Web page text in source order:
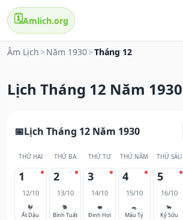
🗓️Amlich.org
Âm Lịch > Năm 1930>Tháng 12
Lịch Tháng 12 Năm 1930
Lịch Tháng 12 Năm 1930
THỨ HAI THỨ BA THỨ TƯ THỨ NĂM THỨ SÁU
1
12/10
🐓
Ất Dậu
2
13/10
🐕
Bính Tuất
3
14/10
🐖
Đinh Hợi
4
15/10
🐀
Mậu Tý
5
16/10
🐂
Kỷ Sửu